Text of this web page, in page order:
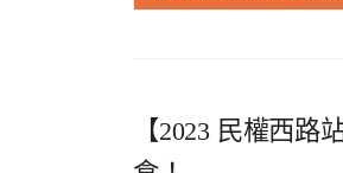
【2023 民權西